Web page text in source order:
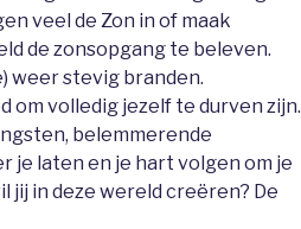
veel de Zon in of maak
de zonsopgang te beleven.
weer stevig branden.
om volledig jezelf te durven zijn.
belemmerende
je laten en je hart volgen om je
jij in deze wereld creëren? De